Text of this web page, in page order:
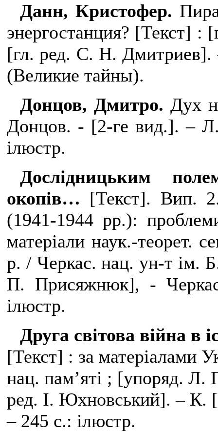
Данн, Кристофер.
энергостанция? [Текст] : [
[гл. ред. С. Н.
(Великие тайны).
Донцов, Дмитро. Дух
Донцов. - [2-ге вид.]. –
ілюстр.
Дослідницьким
окопів… [Текст]. Вип.
(1941-1944 рр.):
матеріали наук.-теорет.
р. / Черкас. нац. ун-т ім.
П. Присяжнюк], -
ілюстр.
Друга світова війна в
[Текст] : за матеріалами
нац. пам’яті ; [упоряд. Л.
ред. І. Юхновський]. –
– 245 с.: ілюстр.